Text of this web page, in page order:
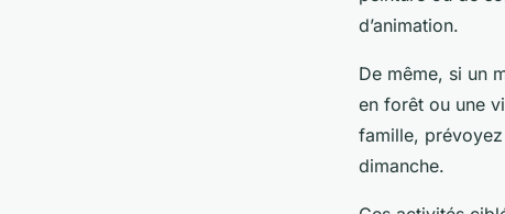
d’animation.
De même, si un
en forêt ou une
famille,
dimanche.